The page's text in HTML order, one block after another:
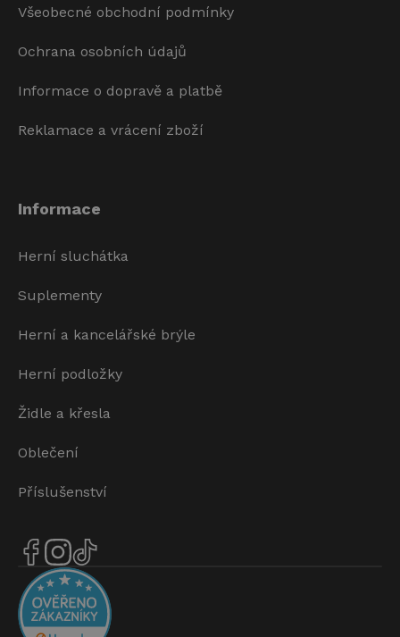
Všeobecné obchodní podmínky
Ochrana osobních údajů
Informace o dopravě a platbě
Reklamace a vrácení zboží
Informace
Herní sluchátka
Suplementy
Herní a kancelářské brýle
Herní podložky
Židle a křesla
Oblečení
Příslušenství